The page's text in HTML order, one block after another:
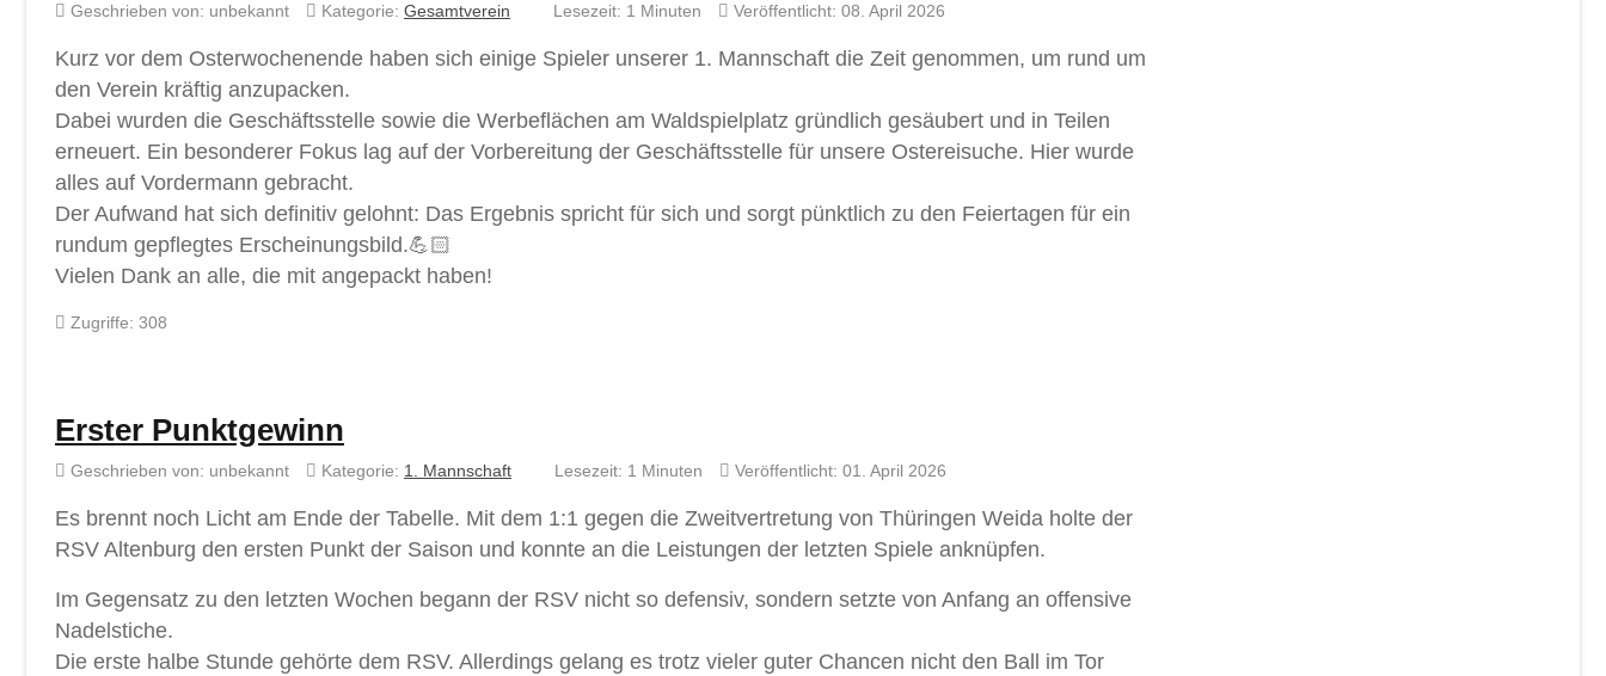
Geschrieben von: unbekannt Kategorie: Gesamtverein Lesezeit: 1 Minuten Veröffentlicht: 08. April 2026
Kurz vor dem Osterwochenende haben sich einige Spieler unserer 1. Mannschaft die Zeit genommen, um rund um
den Verein kräftig anzupacken.
Dabei wurden die Geschäftsstelle sowie die Werbeflächen am Waldspielplatz gründlich gesäubert und in Teilen
erneuert. Ein besonderer Fokus lag auf der Vorbereitung der Geschäftsstelle für unsere Ostereisuche. Hier wurde
alles auf Vordermann gebracht.
Der Aufwand hat sich definitiv gelohnt: Das Ergebnis spricht für sich und sorgt pünktlich zu den Feiertagen für ein
rundum gepflegtes Erscheinungsbild.💪🏻
Vielen Dank an alle, die mit angepackt haben!
Zugriffe: 308
Erster Punktgewinn
Geschrieben von: unbekannt Kategorie: 1. Mannschaft Lesezeit: 1 Minuten Veröffentlicht: 01. April 2026
Es brennt noch Licht am Ende der Tabelle. Mit dem 1:1 gegen die Zweitvertretung von Thüringen Weida holte der
RSV Altenburg den ersten Punkt der Saison und konnte an die Leistungen der letzten Spiele anknüpfen.
Im Gegensatz zu den letzten Wochen begann der RSV nicht so defensiv, sondern setzte von Anfang an offensive
Nadelstiche.
Die erste halbe Stunde gehörte dem RSV. Allerdings gelang es trotz vieler guter Chancen nicht den Ball im Tor